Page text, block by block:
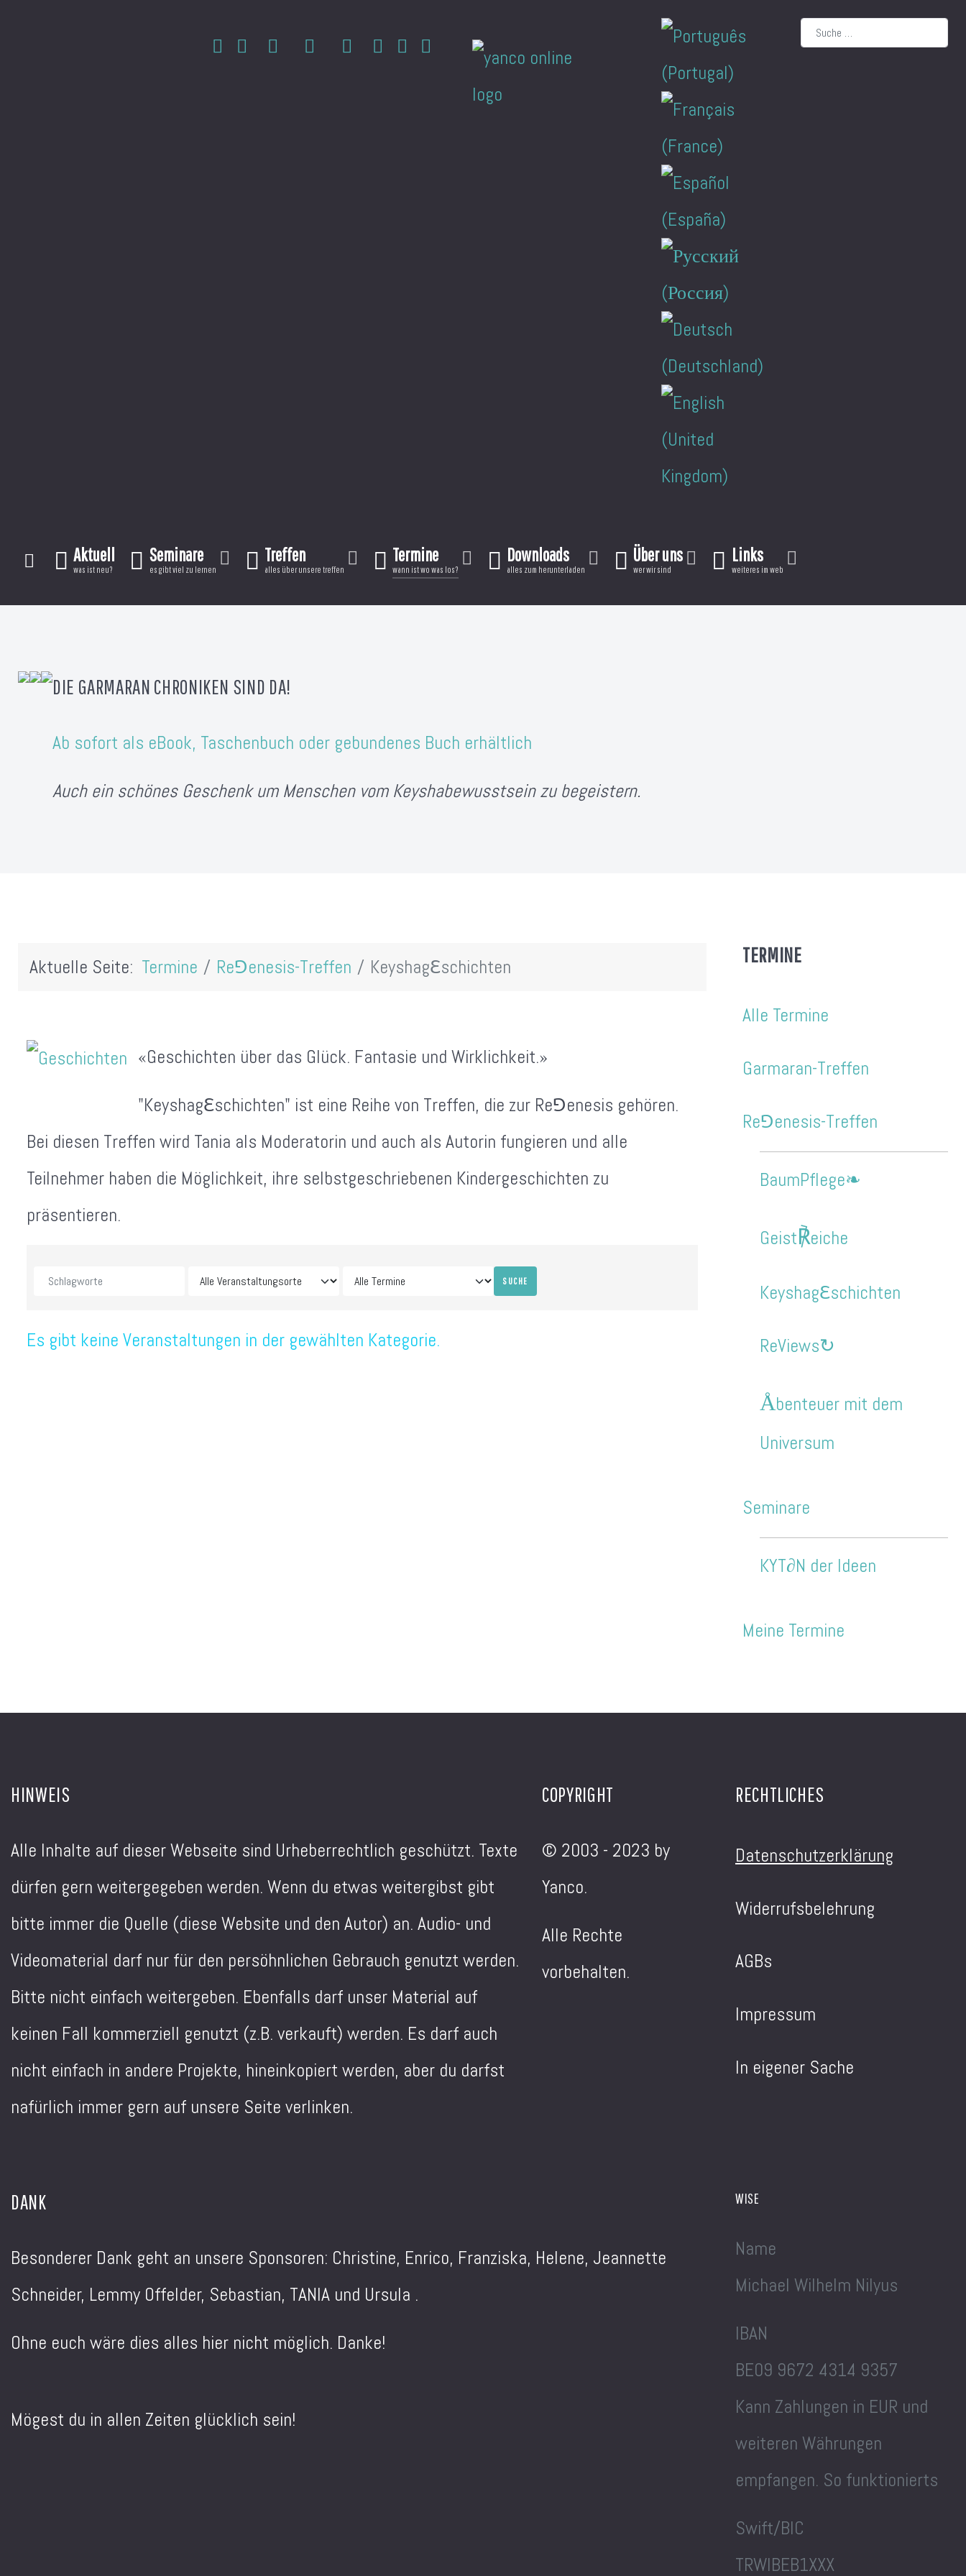
Sprache auswählen Suchen
Aktuell
was ist neu?
Seminare
es gibt viel zu lernen
Treffen
alles über unsere treffen
Termine
wann ist wo was los?
Downloads
alles zum herunterladen
Über uns
wer wir sind
Links
weiteres im web
DIE GARMARAN CHRONIKEN SIND DA!
Ab sofort als eBook, Taschenbuch oder gebundenes Buch erhältlich
Auch ein schönes Geschenk um Menschen vom Keyshabewusstsein zu begeistern.
Aktuelle Seite: Termine Re⅁enesis-Treffen Keyshagℇschichten
«Geschichten über das Glück. Fantasie und Wirklichkeit.»
"Keyshagℇschichten" ist eine Reihe von Treffen, die zur Re⅁enesis gehören.
Bei diesen Treffen wird Tania als Moderatorin und auch als Autorin fungieren und alle
Teilnehmer haben die Möglichkeit, ihre selbstgeschriebenen Kindergeschichten zu
präsentieren.
Es gibt keine Veranstaltungen in der gewählten Kategorie.
TERMINE
Alle Termine
Garmaran-Treffen
Re⅁enesis-Treffen
BaumPflege❧
Geist℟eiche
Keyshagℇschichten
ReViews↻
Åbenteuer mit dem
Universum
Seminare
KYT∂N der Ideen
Meine Termine
HINWEIS
Alle Inhalte auf dieser Webseite sind Urheberrechtlich geschützt. Texte
dürfen gern weitergegeben werden. Wenn du etwas weitergibst gibt
bitte immer die Quelle (diese Website und den Autor) an. Audio- und
Videomaterial darf nur für den persöhnlichen Gebrauch genutzt werden.
Bitte nicht einfach weitergeben. Ebenfalls darf unser Material auf
keinen Fall kommerziell genutzt (z.B. verkauft) werden. Es darf auch
nicht einfach in andere Projekte, hineinkopiert werden, aber du darfst
nafürlich immer gern auf unsere Seite verlinken.
COPYRIGHT
© 2003 - 2023 by
Yanco.
Alle Rechte
vorbehalten.
RECHTLICHES
Datenschutzerklärung
Widerrufsbelehrung
AGBs
Impressum
In eigener Sache
DANK
Besonderer Dank geht an unsere Sponsoren: Christine, Enrico, Franziska, Helene, Jeannette
Schneider, Lemmy Offelder, Sebastian, TANIA und Ursula .
Ohne euch wäre dies alles hier nicht möglich. Danke!
Mögest du in allen Zeiten glücklich sein!
WISE
Name
Michael Wilhelm Nilyus
IBAN
BE09 9672 4314 9357
Kann Zahlungen in EUR und
weiteren Währungen
empfangen. So funktionierts
Swift/BIC
TRWIBEB1XXX